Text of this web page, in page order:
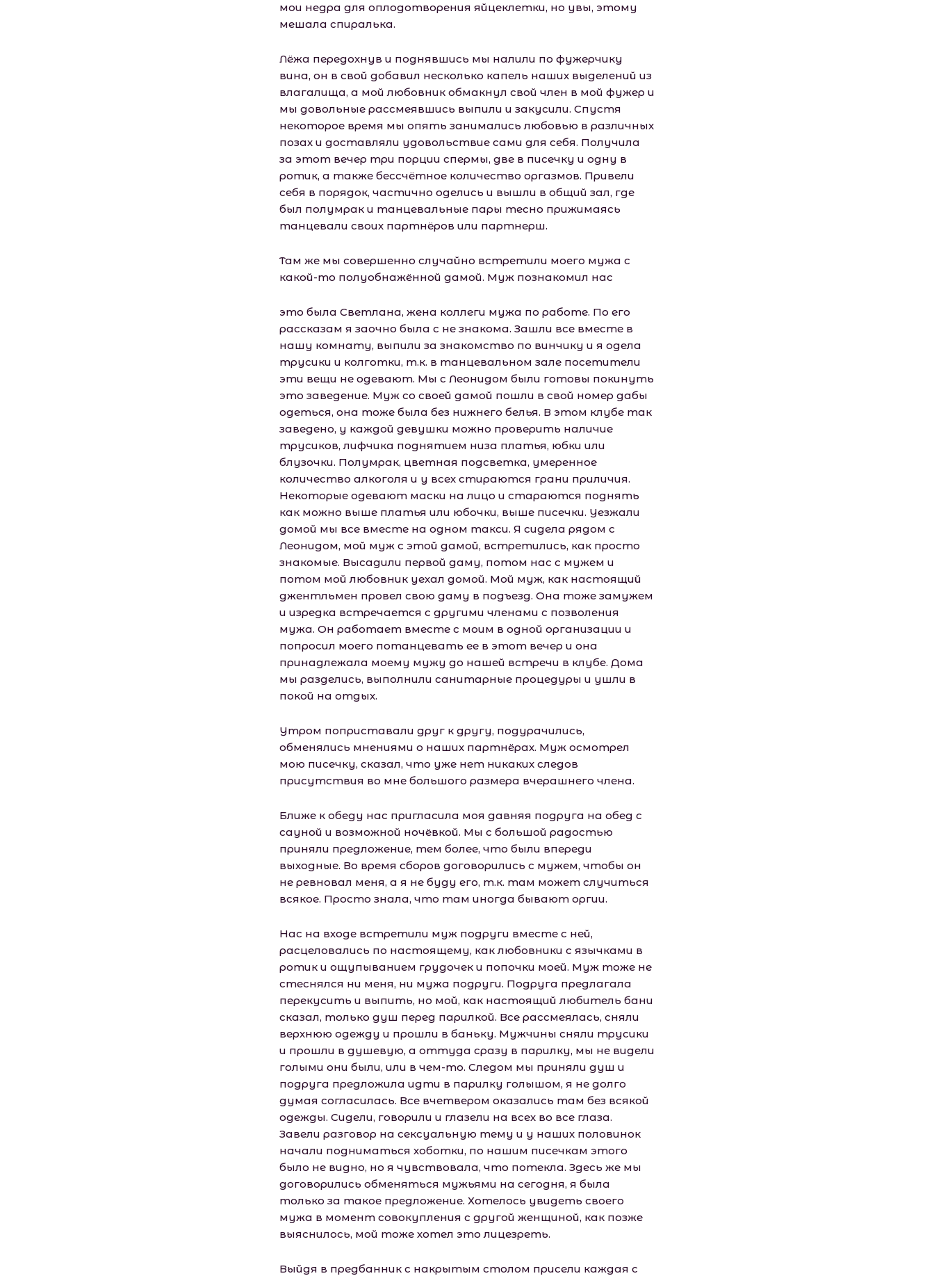
мои недра для оплодотворения яйцеклетки, но увы, этому
мешала спиралька.
Лёжа передохнув и поднявшись мы налили по фужерчику
вина, он в свой добавил несколько капель наших выделений из
влагалища, а мой любовник обмакнул свой член в мой фужер и
мы довольные рассмеявшись выпили и закусили. Спустя
некоторое время мы опять занимались любовью в различных
позах и доставляли удовольствие сами для себя. Получила
за этот вечер три порции спермы, две в писечку и одну в
ротик, а также бессчётное количество оргазмов. Привели
себя в порядок, частично оделись и вышли в общий зал, где
был полумрак и танцевальные пары тесно прижимаясь
танцевали своих партнёров или партнерш.
Там же мы совершенно случайно встретили моего мужа с
какой-то полуобнажённой дамой. Муж познакомил нас
это была Светлана, жена коллеги мужа по работе. По его
рассказам я заочно была с не знакома. Зашли все вместе в
нашу комнату, выпили за знакомство по винчику и я одела
трусики и колготки, т.к. в танцевальном зале посетители
эти вещи не одевают. Мы с Леонидом были готовы покинуть
это заведение. Муж со своей дамой пошли в свой номер дабы
одеться, она тоже была без нижнего белья. В этом клубе так
заведено, у каждой девушки можно проверить наличие
трусиков, лифчика поднятием низа платья, юбки или
блузочки. Полумрак, цветная подсветка, умеренное
количество алкоголя и у всех стираются грани приличия.
Некоторые одевают маски на лицо и стараются поднять
как можно выше платья или юбочки, выше писечки. Уезжали
домой мы все вместе на одном такси. Я сидела рядом с
Леонидом, мой муж с этой дамой, встретились, как просто
знакомые. Высадили первой даму, потом нас с мужем и
потом мой любовник уехал домой. Мой муж, как настоящий
джентльмен провел свою даму в подъезд. Она тоже замужем
и изредка встречается с другими членами с позволения
мужа. Он работает вместе с моим в одной организации и
попросил моего потанцевать ее в этот вечер и она
принадлежала моему мужу до нашей встречи в клубе. Дома
мы разделись, выполнили санитарные процедуры и ушли в
покой на отдых.
Утром поприставали друг к другу, подурачились,
обменялись мнениями о наших партнёрах. Муж осмотрел
мою писечку, сказал, что уже нет никаких следов
присутствия во мне большого размера вчерашнего члена.
Ближе к обеду нас пригласила моя давняя подруга на обед с
сауной и возможной ночёвкой. Мы с большой радостью
приняли предложение, тем более, что были впереди
выходные. Во время сборов договорились с мужем, чтобы он
не ревновал меня, а я не буду его, т.к. там может случиться
всякое. Просто знала, что там иногда бывают оргии.
Нас на входе встретили муж подруги вместе с ней,
расцеловались по настоящему, как любовники с язычками в
ротик и ощупыванием грудочек и попочки моей. Муж тоже не
стеснялся ни меня, ни мужа подруги. Подруга предлагала
перекусить и выпить, но мой, как настоящий любитель бани
сказал, только душ перед парилкой. Все рассмеялась, сняли
верхнюю одежду и прошли в баньку. Мужчины сняли трусики
и прошли в душевую, а оттуда сразу в парилку, мы не видели
голыми они были, или в чем-то. Следом мы приняли душ и
подруга предложила идти в парилку голышом, я не долго
думая согласилась. Все вчетвером оказались там без всякой
одежды. Сидели, говорили и глазели на всех во все глаза.
Завели разговор на сексуальную тему и у наших половинок
начали подниматься хоботки, по нашим писечкам этого
было не видно, но я чувствовала, что потекла. Здесь же мы
договорились обменяться мужьями на сегодня, я была
только за такое предложение. Хотелось увидеть своего
мужа в момент совокупления с другой женщиной, как позже
выяснилось, мой тоже хотел это лицезреть.
Выйдя в предбанник с накрытым столом присели каждая с